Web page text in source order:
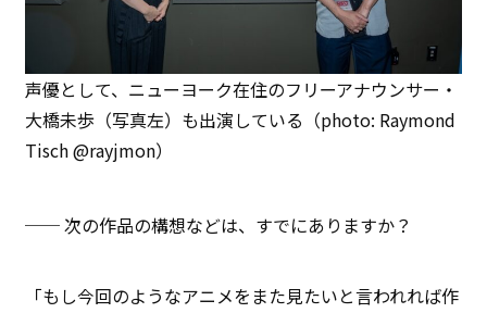
声優として、ニューヨーク在住のフリーアナウンサー・
大橋未歩（写真左）も出演している（photo: Raymond
Tisch @rayjmon）
── 次の作品の構想などは、すでにありますか？
「もし今回のようなアニメをまた見たいと言われれば作